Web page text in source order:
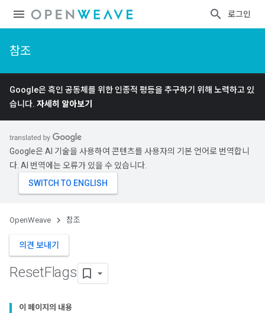
로그인
참조
Google은 흑인 공동체를 위한 인종적 평등을 추구하기 위해 노력하고 있
습니다. 자세히 알아보기
Google은 AI 기술을 사용하여 콘텐츠를 사용자의 기본 언어로 번역합니
다. AI 번역에는 오류가 있을 수 있습니다.
OpenWeave 참조
의견 보내기
ResetFlags
이 페이지의 내용